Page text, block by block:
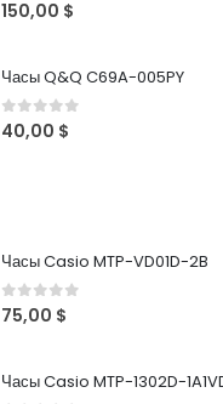
0out of 5
150,00 $
Часы Q&Q C69A-005PY
0 out of 5
40,00 $
Часы Casio MTP-VD01D-2B
0out of 5
75,00 $
Часы Casio MTP-1302D-